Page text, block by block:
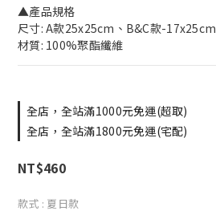
▲產品規格
尺寸: A款25x25cm、B&C款-17x25cm
材質: 100%聚酯纖維
全店，全站滿1000元免運(超取)
全店，全站滿1800元免運(宅配)
NT$460
款式 : 夏日款